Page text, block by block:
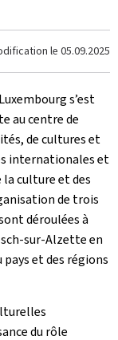
le 05.09.2025
s’est
au centre de
de cultures et
internationales et
culture et des
de trois
déroulées à
sur-Alzette en
et des régions
du rôle